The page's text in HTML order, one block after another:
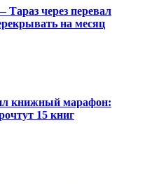
через перевал
на месяц
книжный марафон:
15 книг